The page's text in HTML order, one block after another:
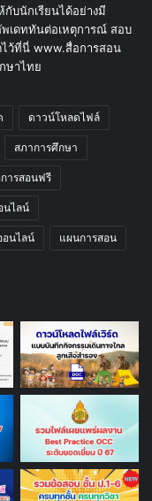
กับนักเรียนได้อย่างมี
เดททันต่อเหตุการณ์ สอบ
ว้ที่นี่ www.สื่อการสอน
ษาไทย
ดาวน์โหลดไฟล์
สภาการศึกษา
ารสอนฟรี
นไลน์
นไลน์ แผนการสอน